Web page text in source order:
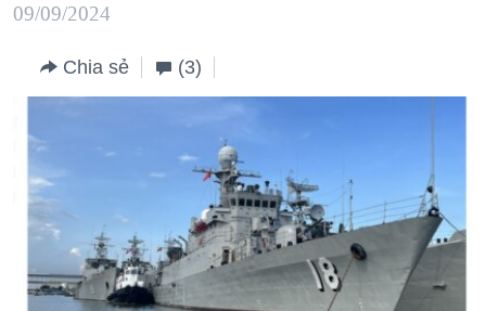
điều
hướng
chính
"Tìm"
DIỄN ĐÀN
MỤC
VẠCH TRẦN TIN GIẢ
NGƯỜI VIỆT HẢI NGOẠI
ĐỜI SỐNG
KINH TẾ
KHOA HỌC
CHUYÊN ĐỀ
CHIẾN TRANH THƯƠNG MẠI CỦA MỸ: QUÁ KHỨ VÀ HIỆN
HÀNH TRÌNH BẦU CỬ 2024
MỘT NĂM CHIẾN TRANH TẠI DẢI GAZA
GIẢI MÃ VÀNH ĐAI & CON ĐƯỜNG
HỌC TIẾNG ANH
VIDEO
NGHE
MẠNG XÃ HỘI
09/09/2024
Chia sẻ (3)